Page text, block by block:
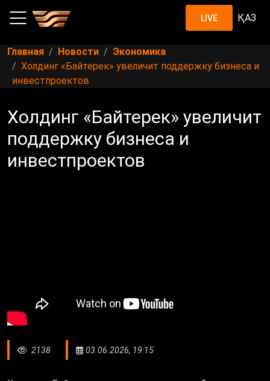
LIVE ҚАЗ
Главная Новости
Экономика
Холдинг «Байтерек» увеличит поддержку бизнеса и
инвестпроектов
Холдинг «Байтерек» увеличит
поддержку бизнеса и
инвестпроектов
2138 03.06.2026, 19:15